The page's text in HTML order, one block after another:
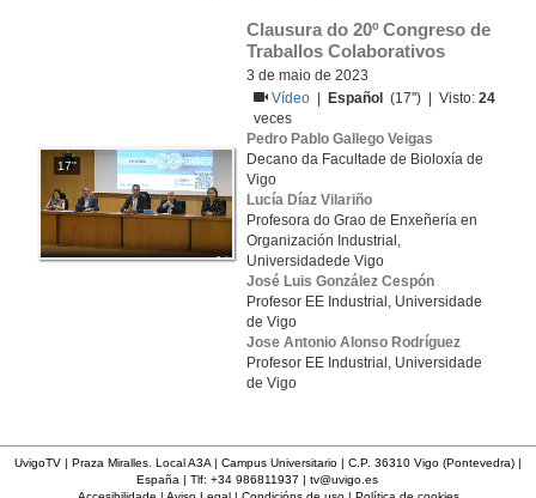
17''
Clausura do 20º Congreso de
Traballos Colaborativos
3 de maio de 2023
Vídeo
Español (17'') | Visto:24
veces
Pedro Pablo Gallego Veigas
Decano da Facultade de Bioloxía de
Vigo
Lucía Díaz Vilariño
Profesora do Grao de Enxeñería en
Organización Industrial,
Universidadede Vigo
José Luis González Cespón
Profesor EE Industrial, Universidade
de Vigo
Jose Antonio Alonso Rodríguez
Profesor EE Industrial, Universidade
de Vigo
UvigoTV | Praza Miralles. Local A3A | Campus Universitario | C.P. 36310 Vigo (Pontevedra) |
España | Tlf: +34 986811937 | tv@uvigo.es